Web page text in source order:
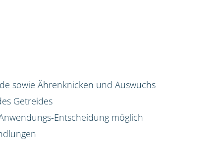
sowie Ährenknicken und Auswuchs
Getreides
Entscheidung möglich